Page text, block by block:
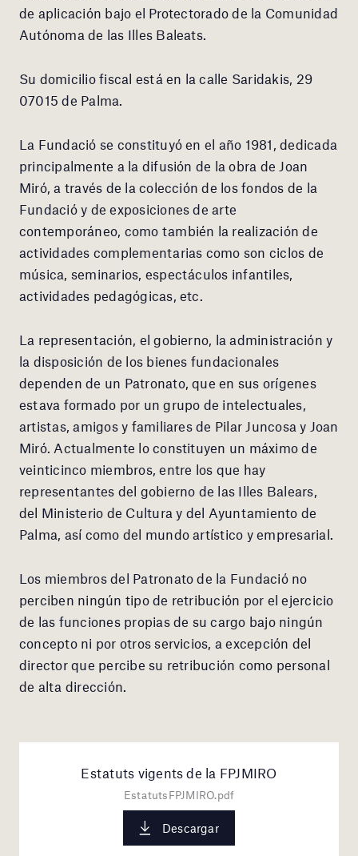
de aplicación bajo el Protectorado de la Comunidad
Autónoma de las Illes Baleats.
Su domicilio fiscal está en la calle Saridakis, 29
07015 de Palma.
La Fundació se constituyó en el año 1981, dedicada
principalmente a la difusión de la obra de Joan
Miró, a través de la colección de los fondos de la
Fundació y de exposiciones de arte
contemporáneo, como también la realización de
actividades complementarias como son ciclos de
música, seminarios, espectáculos infantiles,
actividades pedagógicas, etc.
La representación, el gobierno, la administración y
la disposición de los bienes fundacionales
dependen de un Patronato, que en sus orígenes
estava formado por un grupo de intelectuales,
artistas, amigos y familiares de Pilar Juncosa y Joan
Miró. Actualmente lo constituyen un máximo de
veinticinco miembros, entre los que hay
representantes del gobierno de las Illes Balears,
del Ministerio de Cultura y del Ayuntamiento de
Palma, así como del mundo artístico y empresarial.
Los miembros del Patronato de la Fundació no
perciben ningún tipo de retribución por el ejercicio
de las funciones propias de su cargo bajo ningún
concepto ni por otros servicios, a excepción del
director que percibe su retribución como personal
de alta dirección.
Estatuts vigents de la FPJMIRO
EstatutsFPJMIRO.pdf
Descargar